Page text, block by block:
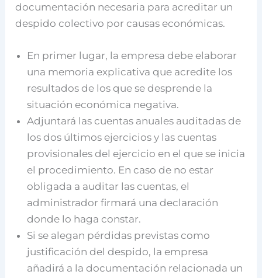
documentación necesaria para acreditar un
despido colectivo por causas económicas.
En primer lugar, la empresa debe elaborar
una memoria explicativa que acredite los
resultados de los que se desprende la
situación económica negativa.
Adjuntará las cuentas anuales auditadas de
los dos últimos ejercicios y las cuentas
provisionales del ejercicio en el que se inicia
el procedimiento. En caso de no estar
obligada a auditar las cuentas, el
administrador firmará una declaración
donde lo haga constar.
Si se alegan pérdidas previstas como
justificación del despido, la empresa
añadirá a la documentación relacionada un